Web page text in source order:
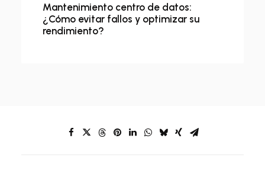
Mantenimiento centro de datos:
¿Cómo evitar fallos y optimizar su
rendimiento?